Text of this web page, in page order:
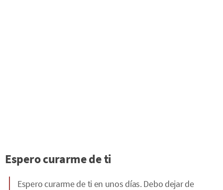
Espero curarme de ti
Espero curarme de ti en unos días. Debo dejar de